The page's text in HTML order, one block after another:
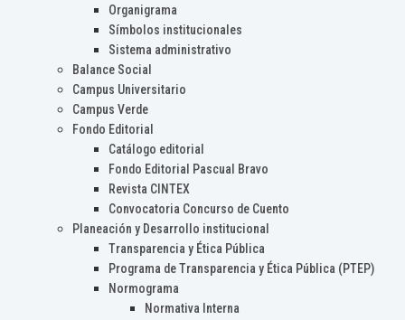
Organigrama
Símbolos institucionales
Sistema administrativo
Balance Social
Campus Universitario
Campus Verde
Fondo Editorial
Catálogo editorial
Fondo Editorial Pascual Bravo
Revista CINTEX
Convocatoria Concurso de Cuento
Planeación y Desarrollo institucional
Transparencia y Ética Pública
Programa de Transparencia y Ética Pública (PTEP)
Normograma
Normativa Interna